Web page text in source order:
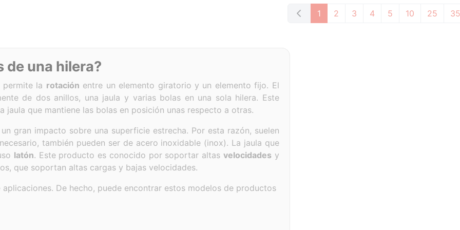
1 2 3 4 5 10 25 35
de una hilera?
la rotación entre un elemento giratorio y un elemento fijo. El
de dos anillos, una jaula y varias bolas en una sola hilera. Este
que mantiene las bolas en posición unas respecto a otras.
gran impacto sobre una superficie estrecha. Por esta razón, suelen
también pueden ser de acero inoxidable (inox). La jaula que
latón. Este producto es conocido por soportar altasvelocidades y
que soportan altas cargas y bajas velocidades.
De hecho, puede encontrar estos modelos de productos